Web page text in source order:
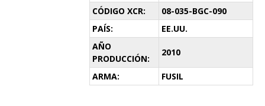
CÓDIGO XCR:
08-035-BGC-090
PAÍS:
EE.UU.
AÑO
PRODUCCIÓN:
2010
ARMA: FUSIL